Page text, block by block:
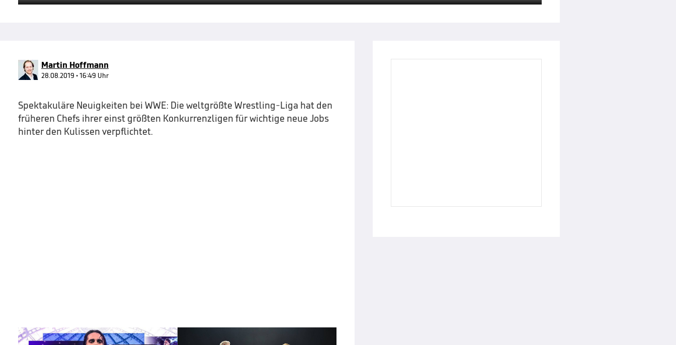
Martin Hoffmann
28.08.2019 • 16:49 Uhr
Spektakuläre Neuigkeiten bei WWE: Die weltgrößte Wrestling-Liga hat den
früheren Chefs ihrer einst größten Konkurrenzligen für wichtige neue Jobs
hinter den Kulissen verpflichtet.